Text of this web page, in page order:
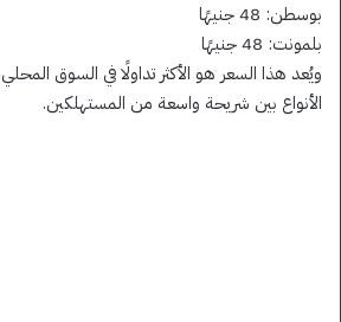
بوسطن: 48 جنيهًا
بلمونت: 48 جنيهًا
ويُعد هذا السعر هو الأكثر تداولًا في السوق
الأنواع بين شريحة واسعة من المستهلكين.